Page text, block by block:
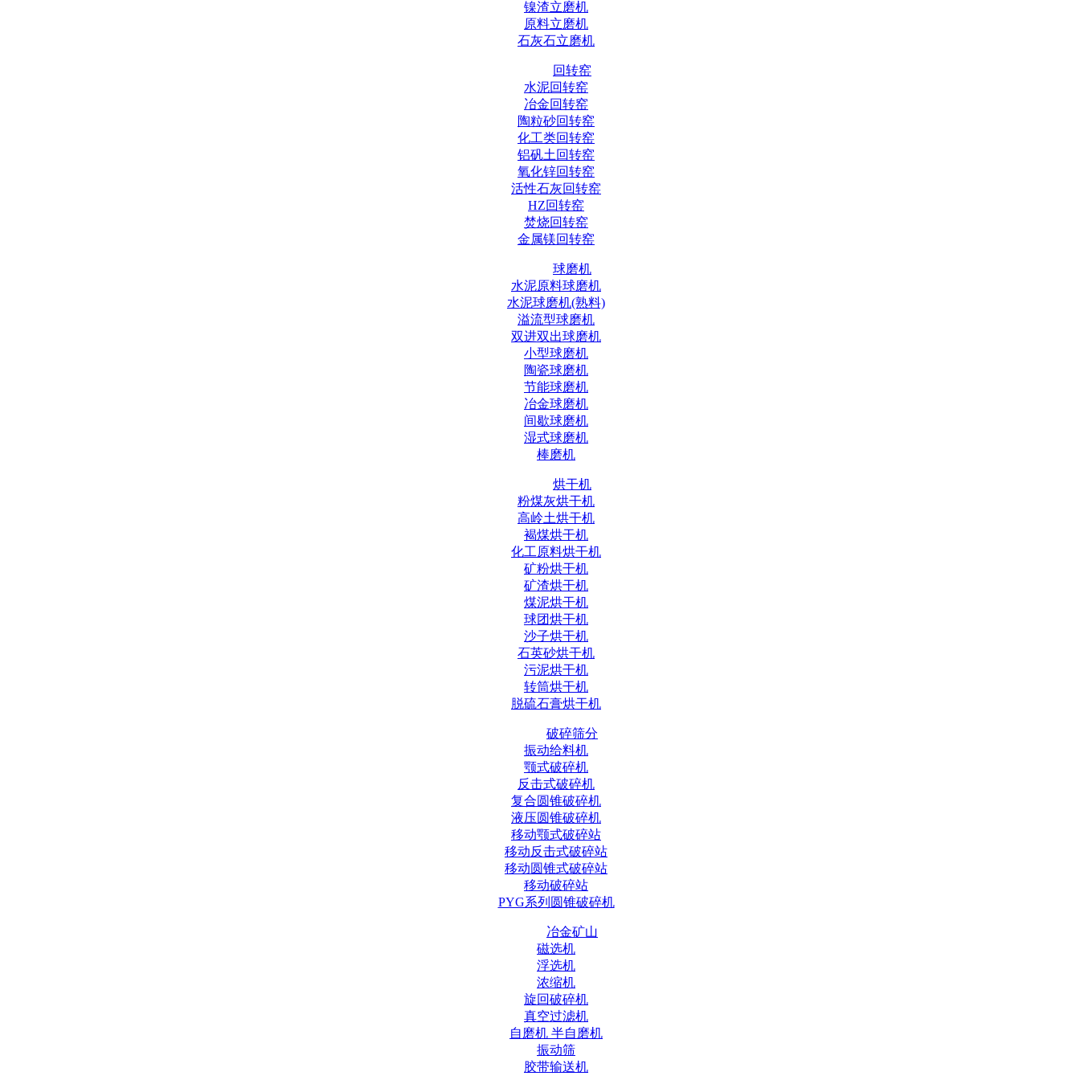
镍渣立磨机
原料立磨机
石灰石立磨机
回转窑
水泥回转窑
冶金回转窑
陶粒砂回转窑
化工类回转窑
铝矾土回转窑
氧化锌回转窑
活性石灰回转窑
HZ回转窑
焚烧回转窑
金属镁回转窑
球磨机
水泥原料球磨机
水泥球磨机(熟料)
溢流型球磨机
双进双出球磨机
小型球磨机
陶瓷球磨机
节能球磨机
冶金球磨机
间歇球磨机
湿式球磨机
棒磨机
烘干机
粉煤灰烘干机
高岭土烘干机
褐煤烘干机
化工原料烘干机
矿粉烘干机
矿渣烘干机
煤泥烘干机
球团烘干机
沙子烘干机
石英砂烘干机
污泥烘干机
转筒烘干机
脱硫石膏烘干机
破碎筛分
振动给料机
颚式破碎机
反击式破碎机
复合圆锥破碎机
液压圆锥破碎机
移动颚式破碎站
移动反击式破碎站
移动圆锥式破碎站
移动破碎站
PYG系列圆锥破碎机
冶金矿山
磁选机
浮选机
浓缩机
旋回破碎机
真空过滤机
自磨机 半自磨机
振动筛
胶带输送机